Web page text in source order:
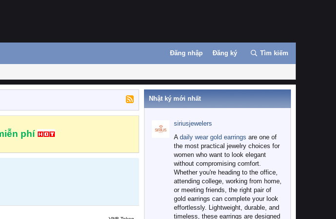
Đăng nhập Đăng ký Tìm kiếm
phí
Nhật ký mới nhất
siriusjewelers
A daily wear gold earrings are one of
the most practical jewelry choices for
women who want to look elegant
without compromising comfort.
Whether you're heading to the office,
attending college, working from home,
or meeting friends, the right pair of
gold earrings can complete your look
effortlessly. Lightweight, durable, and
timeless, these earrings are designed